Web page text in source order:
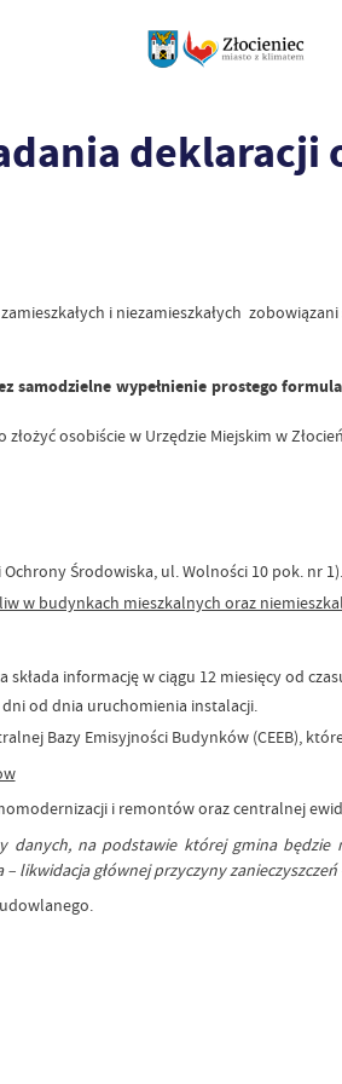
deklaracji
i niezamieszkałych zobowiązani
samodzielne wypełnienie prostego
osobiście w Urzędzie Miejskim w
Środowiska, ul. Wolności 10 pok. nr 1).
w budynkach mieszkalnych oraz
składa informację w ciągu 12 miesięcyod
dniod dnia uruchomienia instalacji.
Bazy Emisyjności Budynków (CEEB),
i remontów oraz centralnej
na podstawie której gmina
głównej przyczyny